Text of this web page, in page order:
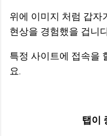
위에 이미지 처럼 갑자
현상을 경험했을 겁니
특정 사이트에 접속을
요.
탭이